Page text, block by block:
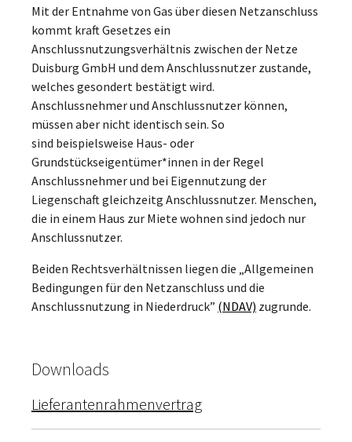
Mit der Entnahme von Gas über diesen Netzanschluss
kommt kraft Gesetzes ein
Anschlussnutzungsverhältnis zwischen der Netze
Duisburg GmbH und dem Anschlussnutzer zustande,
welches gesondert bestätigt wird.
Anschlussnehmer und Anschlussnutzer können,
müssen aber nicht identisch sein. So
sind beispielsweise Haus- oder
Grundstückseigentümer*innen in der Regel
Anschlussnehmer und bei Eigennutzung der
Liegenschaft gleichzeitg Anschlussnutzer. Menschen,
die in einem Haus zur Miete wohnen sind jedoch nur
Anschlussnutzer.
Beiden Rechtsverhältnissen liegen die „Allgemeinen
Bedingungen für den Netzanschluss und die
Anschlussnutzung in Niederdruck” (NDAV) zugrunde.
Downloads
Lieferantenrahmenvertrag